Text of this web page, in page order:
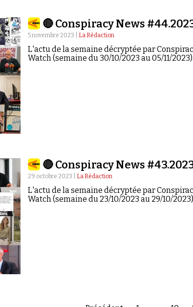
🔴 Conspiracy News
5 novembre 2023 | La Rédaction
L'actu de la semaine décryptée par
Watch (semaine du 30/10/2023 au 05/11/
🔴 Conspiracy News
29 octobre 2023 | La Rédaction
L'actu de la semaine décryptée par
Watch (semaine du 23/10/2023 au 29/10/